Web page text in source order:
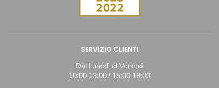
SERVIZIO CLIENTI
Dal Lunedì al Venerdì
10:00-13:00 / 15:00-18:00